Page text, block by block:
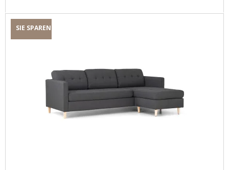
SIE SPAREN